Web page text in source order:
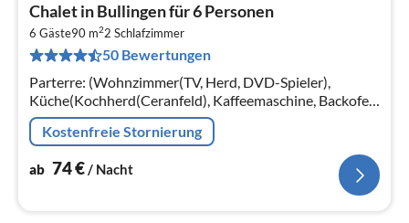
Chalet in Bullingen für 6 Personen
6 Gäste90 m22 Schlafzimmer
50 Bewertungen
Parterre: (Wohnzimmer(TV, Herd, DVD-Spieler),
Küche(Kochherd(Ceranfeld), Kaffeemaschine, Backofen,
Spülmaschine, Kühl-/Gefrierkombination),
Schlafzimmer(Doppelbett, Etagenbett)
Kostenfreie Stornierung
ab 74€/ Nacht